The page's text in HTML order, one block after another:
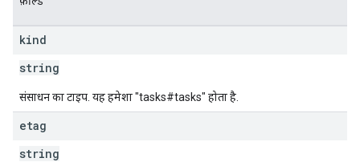
kind
string
संसाधन का टाइप. यह हमेशा "tasks#tasks" होता है.
etag
string